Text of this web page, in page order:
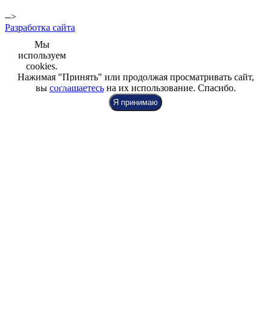
+7 (812) 942-00-99
+7 (812) 918-80-40
+7 (812) 926-86-86
-->
Разработка сайта
Мы
используем
cookies.
Нажимая "Принять" или продолжая просматривать сайт,
вы соглашаетесьна их использование. Спасибо.
Я принимаю